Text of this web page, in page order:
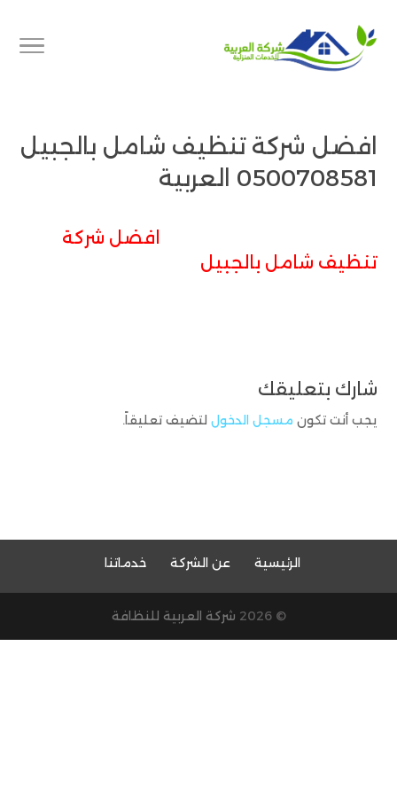
افضل شركة تنظيف شامل بالجبيل
0500708581 العربية
افضل شركة
تنظيف شامل بالجبيل
شارك بتعليقك
يجب أنت تكون مسجل الدخول لتضيف تعليقاً.
الرئيسية عن الشركة خدماتنا
© 2026 شركة العربية للنظافة